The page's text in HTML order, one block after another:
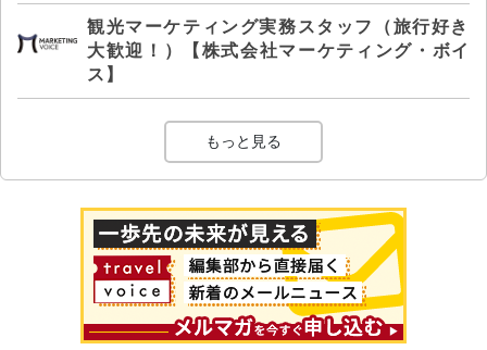
観光マーケティング実務スタッフ（旅行好き
大歓迎！）【株式会社マーケティング・ボイ
ス】
もっと見る